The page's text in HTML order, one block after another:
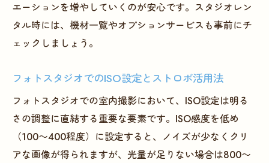
エーションを増やしていくのが安心です。スタジオレン
タル時には、機材一覧やオプションサービスも事前にチ
ェックしましょう。
フォトスタジオでのISO設定とストロボ活用法
フォトスタジオでの室内撮影において、ISO設定は明る
さの調整に直結する重要な要素です。ISO感度を低め
（100〜400程度）に設定すると、ノイズが少なくクリ
アな画像が得られますが、光量が足りない場合は800〜